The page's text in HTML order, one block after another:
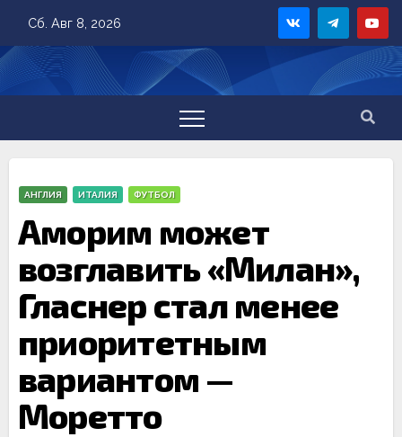
content
Сб. Авг 8, 2026
АНГЛИЯ ИТАЛИЯ ФУТБОЛ
Аморим может
возглавить «Милан»,
Гласнер стал менее
приоритетным
вариантом —
Моретто